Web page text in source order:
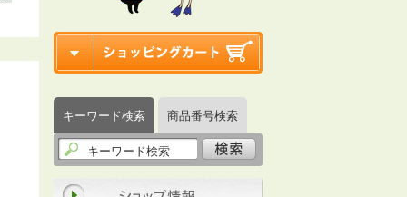
キーワード検索 商品番号検索